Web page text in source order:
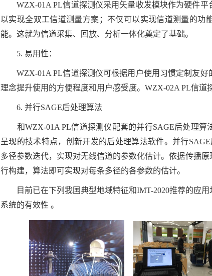
WZX-01A PL信道探测仪采用矢量收发模块作为硬件
以实现全双工信道测量方案；不仅可以实现信道测量的功
能。这就为信道采集、回放、分析一体化奠定了基础。
5. 易用性：
WZX-01A PL信道探测仪可根据用户使用习惯定制友
理念提升使用的方便程度和用户感受度。 WZX-02A PL信道
6. 并行SAGE后处理算法
和WZX-01A PL信道探测仪配套的并行SAGE后处理算
呈现的技术特点，创新开发的后处理算法软件。并行SAGE
多径参数迭代，实现对无线信道的参数化估计。依据传播
行构建，算法即可实现对每条多径的各参数的估计。
目前已在下列我国典型地域特征和IMT-2020推荐的应用
系统的有效性 。